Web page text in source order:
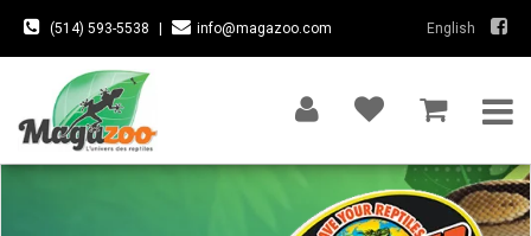
(514) 593-5538 info@magazoo.com English